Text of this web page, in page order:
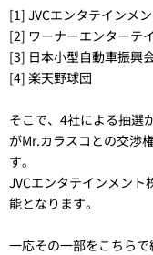
[1] JVCエンタテインメ
[2] ワーナーエンターテ
[3] 日本小型自動車振
[4] 楽天野球団
そこで、4社による抽選
がMr.カラスコとの交渉
す。
JVCエンタテインメン
能となります。
一応その一部をこちらで